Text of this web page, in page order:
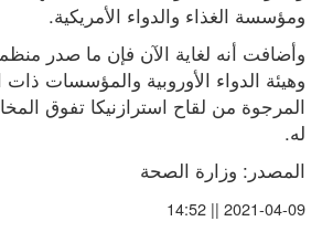
ومؤسسة الغذاء والدواء الأمريكية.
له.
المصدر: وزارة الصحة
2021-04-09 || 14:52